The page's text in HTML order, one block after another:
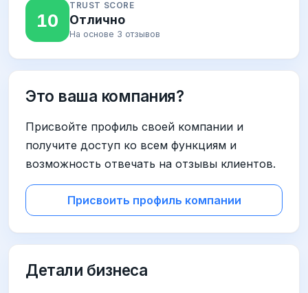
10
TRUST SCORE
Отлично
На основе 3 отзывов
Это ваша компания?
Присвойте профиль своей компании и
получите доступ ко всем функциям и
возможность отвечать на отзывы клиентов.
Присвоить профиль компании
Детали бизнеса